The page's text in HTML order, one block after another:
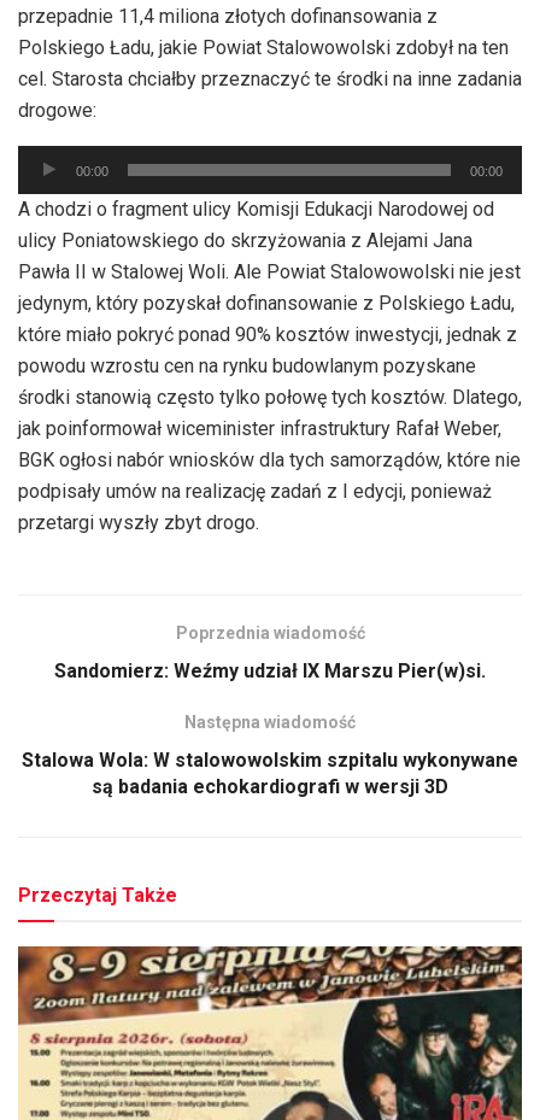
przepadnie 11,4 miliona złotych dofinansowania z
Polskiego Ładu, jakie Powiat Stalowowolski zdobył na ten
cel. Starosta chciałby przeznaczyć te środki na inne zadania
drogowe:
Odtwarzacz
plików
dźwiękowych
00:00 00:00
A chodzi o fragment ulicy Komisji Edukacji Narodowej od
ulicy Poniatowskiego do skrzyżowania z Alejami Jana
Pawła II w Stalowej Woli. Ale Powiat Stalowowolski nie jest
jedynym, który pozyskał dofinansowanie z Polskiego Ładu,
które miało pokryć ponad 90% kosztów inwestycji, jednak z
powodu wzrostu cen na rynku budowlanym pozyskane
środki stanowią często tylko połowę tych kosztów. Dlatego,
jak poinformował wiceminister infrastruktury Rafał Weber,
BGK ogłosi nabór wniosków dla tych samorządów, które nie
podpisały umów na realizację zadań z I edycji, ponieważ
przetargi wyszły zbyt drogo.
Poprzednia wiadomość
Sandomierz: Weźmy udział IX Marszu Pier(w)si.
Następna wiadomość
Stalowa Wola: W stalowowolskim szpitalu wykonywane
są badania echokardiografi w wersji 3D
Przeczytaj Także